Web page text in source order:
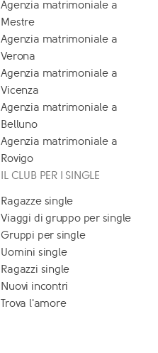
Agenzia matrimoniale a
Mestre
Agenzia matrimoniale a
Verona
Agenzia matrimoniale a
Vicenza
Agenzia matrimoniale a
Belluno
Agenzia matrimoniale a
Rovigo
IL CLUB PER I SINGLE
Ragazze single
Viaggi di gruppo per single
Gruppi per single
Uomini single
Ragazzi single
Nuovi incontri
Trova l'amore